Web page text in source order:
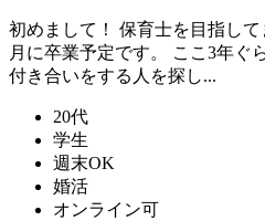
初めまして！ 保育士を目指し
月に卒業予定です。 ここ3年ぐ
付き合いをする人を探し...
20代
学生
週末OK
婚活
オンライン可